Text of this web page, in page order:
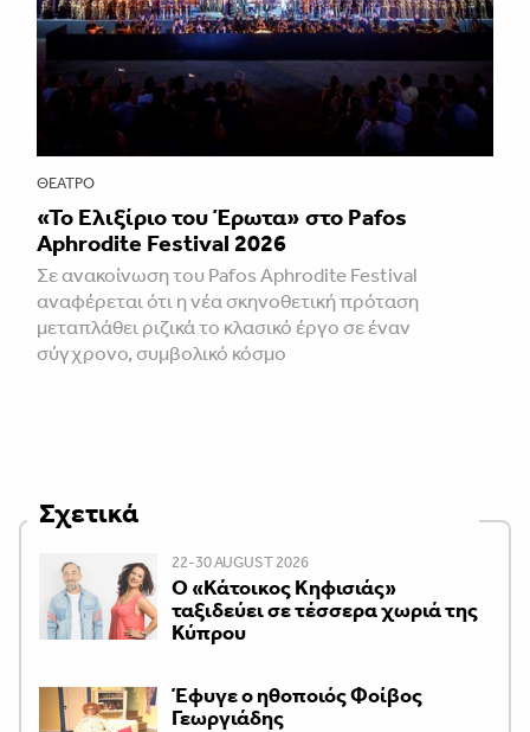
ΘΈΑΤΡΟ
«Το Ελιξίριο του Έρωτα» στο Pafos
Aphrodite Festival 2026
Σε ανακοίνωση του Pafos Aphrodite Festival
αναφέρεται ότι η νέα σκηνοθετική πρόταση
μεταπλάθει ριζικά το κλασικό έργο σε έναν
σύγχρονο, συμβολικό κόσμο
Σχετικά
22-30 AUGUST 2026
Ο «Κάτοικος Κηφισιάς»
ταξιδεύει σε τέσσερα χωριά της
Κύπρου
Έφυγε ο ηθοποιός Φοίβος
Γεωργιάδης